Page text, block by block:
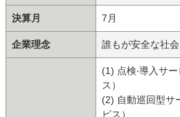
決算月 7月
企業理念 誰もが安全な社
(1) 点検‧導入サ
ス）
(2) ⾃動巡回型サ
ビス）